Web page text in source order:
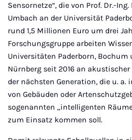
Sensornetze“, die von Prof. Dr.-
Umbach an der Universität
rund 1,5 Millionen Euro um drei
Forschungsgruppe arbeiten
Universitäten Paderborn, Bochum
Nürnberg seit 2016 an
der nächsten Generation, die u. a.
von Gebäuden oder
sogenannten „intelligenten
zum Einsatz kommen soll.